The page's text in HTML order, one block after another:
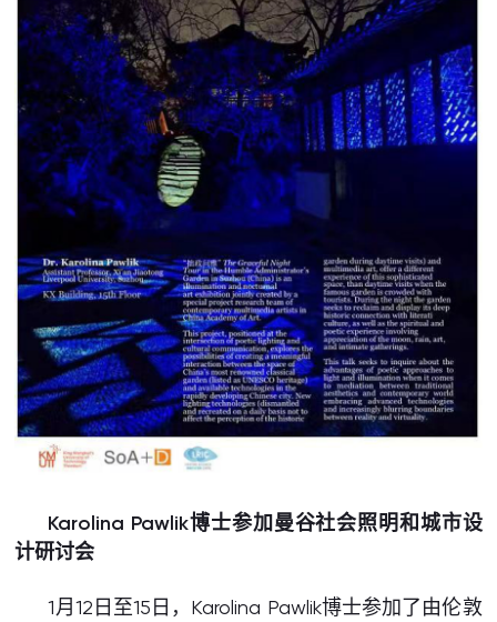
Karolina Pawlik博士参加曼谷社会照明和城市设
计研讨会
1月12日至15日，Karolina Pawlik博士参加了由伦敦